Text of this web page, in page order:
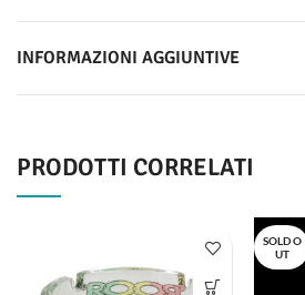
INFORMAZIONI AGGIUNTIVE
PRODOTTI CORRELATI
SOLD O
UT